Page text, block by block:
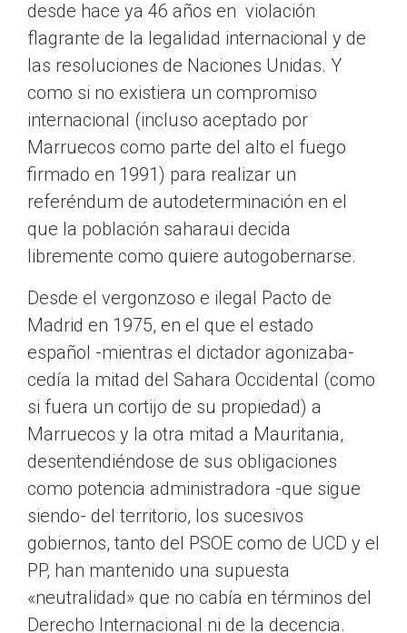
desde hace ya 46 años en violación
flagrante de la legalidad internacional y de
las resoluciones de Naciones Unidas. Y
como si no existiera un compromiso
internacional (incluso aceptado por
Marruecos como parte del alto el fuego
firmado en 1991) para realizar un
referéndum de autodeterminación en el
que la población saharaui decida
libremente como quiere autogobernarse.
Desde el vergonzoso e ilegal Pacto de
Madrid en 1975, en el que el estado
español -mientras el dictador agonizaba-
cedía la mitad del Sahara Occidental (como
si fuera un cortijo de su propiedad) a
Marruecos y la otra mitad a Mauritania,
desentendiéndose de sus obligaciones
como potencia administradora -que sigue
siendo- del territorio, los sucesivos
gobiernos, tanto del PSOE como de UCD y el
PP, han mantenido una supuesta
«neutralidad» que no cabía en términos del
Derecho Internacional ni de la decencia.